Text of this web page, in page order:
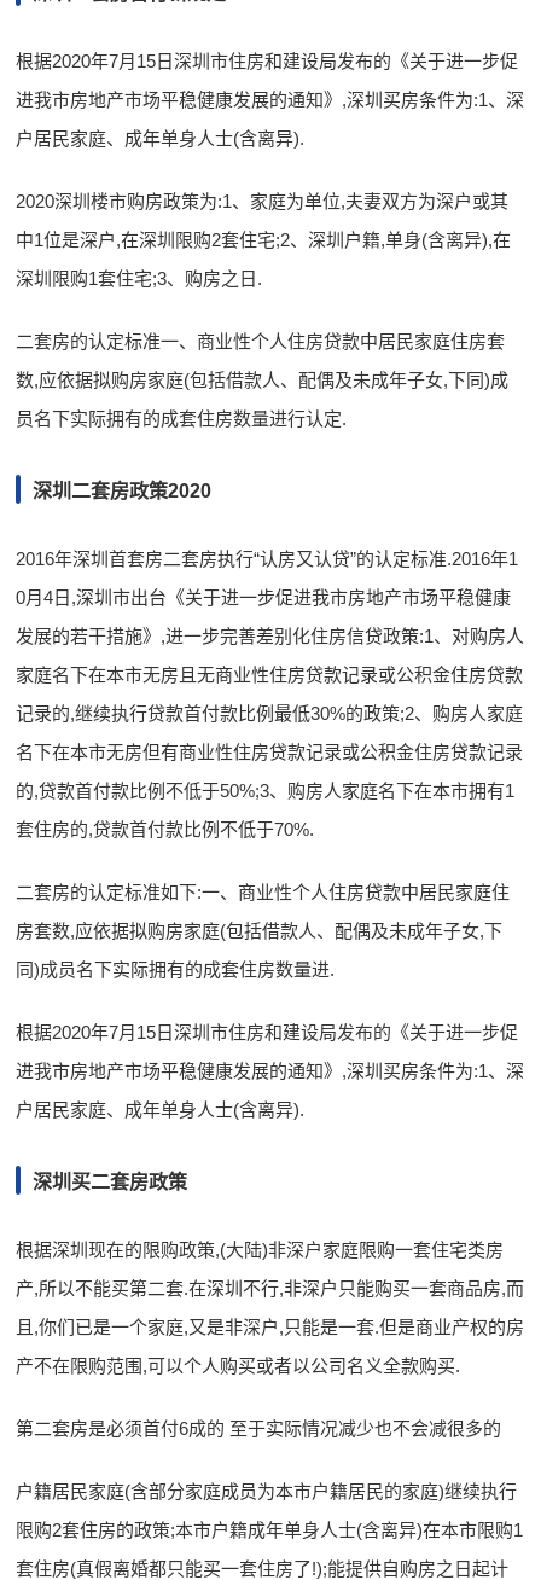
根据2020年7月15日深圳市住房和建设局发布的《关于进一步促
进我市房地产市场平稳健康发展的通知》,深圳买房条件为:1、深
户居民家庭、成年单身人士(含离异).
2020深圳楼市购房政策为:1、家庭为单位,夫妻双方为深户或其
中1位是深户,在深圳限购2套住宅;2、深圳户籍,单身(含离异),在
深圳限购1套住宅;3、购房之日.
二套房的认定标准一、商业性个人住房贷款中居民家庭住房套
数,应依据拟购房家庭(包括借款人、配偶及未成年子女,下同)成
员名下实际拥有的成套住房数量进行认定.
深圳二套房政策2020
2016年深圳首套房二套房执行“认房又认贷”的认定标准.2016年1
0月4日,深圳市出台《关于进一步促进我市房地产市场平稳健康
发展的若干措施》,进一步完善差别化住房信贷政策:1、对购房人
家庭名下在本市无房且无商业性住房贷款记录或公积金住房贷款
记录的,继续执行贷款首付款比例最低30%的政策;2、购房人家庭
名下在本市无房但有商业性住房贷款记录或公积金住房贷款记录
的,贷款首付款比例不低于50%;3、购房人家庭名下在本市拥有1
套住房的,贷款首付款比例不低于70%.
二套房的认定标准如下:一、商业性个人住房贷款中居民家庭住
房套数,应依据拟购房家庭(包括借款人、配偶及未成年子女,下
同)成员名下实际拥有的成套住房数量进.
根据2020年7月15日深圳市住房和建设局发布的《关于进一步促
进我市房地产市场平稳健康发展的通知》,深圳买房条件为:1、深
户居民家庭、成年单身人士(含离异).
深圳买二套房政策
根据深圳现在的限购政策,(大陆)非深户家庭限购一套住宅类房
产,所以不能买第二套.在深圳不行,非深户只能购买一套商品房,而
且,你们已是一个家庭,又是非深户,只能是一套.但是商业产权的房
产不在限购范围,可以个人购买或者以公司名义全款购买.
第二套房是必须首付6成的 至于实际情况减少也不会减很多的
户籍居民家庭(含部分家庭成员为本市户籍居民的家庭)继续执行
限购2套住房的政策;本市户籍成年单身人士(含离异)在本市限购1
套住房(真假离婚都只能买一套住房了!);能提供自购房之日起计